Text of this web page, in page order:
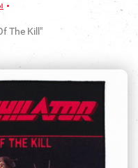
The Kill"